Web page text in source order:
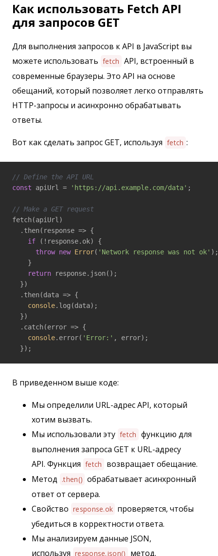
Как использовать Fetch API
для запросов GET
Для выполнения запросов к API в JavaScript вы
можете использовать fetch API, встроенный в
современные браузеры. Это API на основе
обещаний, который позволяет легко отправлять
HTTP-запросы и асинхронно обрабатывать
ответы.
Вот как сделать запрос GET, используя fetch :
// Define the API URL
const apiUrl = 'https://api.example.com/data' ;
// Make a GET request
fetch(apiUrl)
  .then(
response => {
if (!response.ok) {
throw new Error( 'Network response was not ok' );
    }
return response.json();
  })
  .then(
data => {
console.log(data);
  })
  .catch(
error => {
console.error( 'Error:' , error);
  });
В приведенном выше коде:
Мы определили URL-адрес API, который
хотим вызвать.
Мы использовали эту fetch функцию для
выполнения запроса GET к URL-адресу
API. Функция fetch
возвращает обещание.
Метод .then() обрабатывает асинхронный
ответ от сервера.
Свойство response.ok проверяется, чтобы
убедиться в корректности ответа.
Мы анализируем данные JSON,
используя response.json() метод.